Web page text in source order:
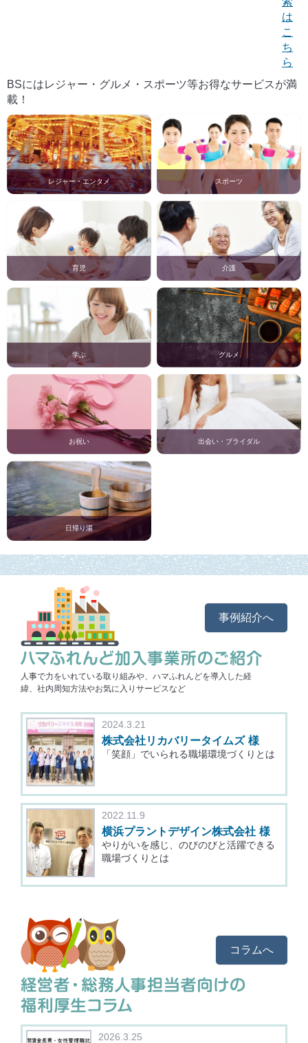
は
こ
ち
ら
BSにはレジャー・グルメ・スポーツ等お得なサービスが満
載！
レジャー・エンタメ スポーツ
育児 介護
学ぶ グルメ
お祝い 出会い・ブライダル
日帰り湯
人事で力をいれている取り組みや、ハマふれんどを導入した経
緯、社内周知方法やお気に入りサービスなど
事例紹介へ
2024.3.21
株式会社リカバリータイムズ 様
「笑顔」でいられる職場環境づくりとは
2022.11.9
横浜プラントデザイン株式会社 様
やりがいを感じ、のびのびと活躍できる
職場づくりとは
コラムへ
2026.3.25